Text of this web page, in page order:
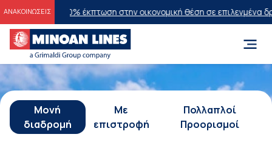
ΑΝΑΚΟΙΝΩΣΕΙΣ
20% έκπτωση στην οικονομική θέση σε επιλεγμένα δρομολόγια
Μονή
διαδρομή
Με
επιστροφή
Πολλαπλοί
Προορισμοί